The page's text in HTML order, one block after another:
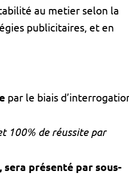
au metier selon la
publicitaires, et en
par le biais
100% de réussite par
présenté par sous-